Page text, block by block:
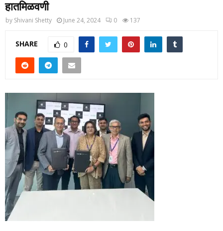
हा‍तमिळवणी
by Shivani Shetty June 24, 2024 0 137
SHARE 0